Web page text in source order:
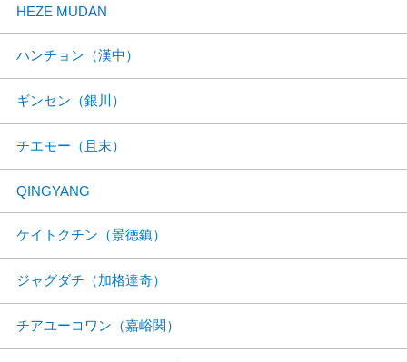
HEZE MUDAN
ハンチョン（漢中）
ギンセン（銀川）
チエモー（且末）
QINGYANG
ケイトクチン（景徳鎮）
ジャグダチ（加格達奇）
チアユーコワン（嘉峪関）